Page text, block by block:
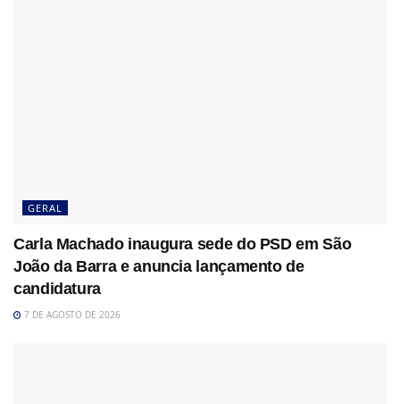
GERAL
Carla Machado inaugura sede do PSD em São
João da Barra e anuncia lançamento de
candidatura
7 DE AGOSTO DE 2026